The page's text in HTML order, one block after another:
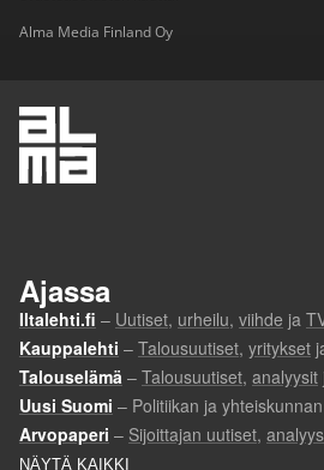
Alma Media Finland Oy